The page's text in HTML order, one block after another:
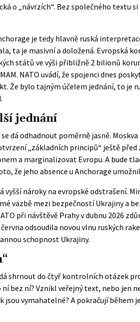
o „návrzích“. Bez společného textu
je tedy hlavně ruská
ta je masivní a doložená. Evropská
států ve výši přibližně 2 bilionů
NATO uvádí, že spojenci dnes
Že bylo tajným účelem jednání, to je
jednání
dá odhadnout poměrně jasně.
„základních principů“ ještě před
a marginalizovat Evropu. A bude
že jeho absence u Anchorage
vyšší nároky na evropské odstrašení.
vazbě mezi bezpečností Ukrajiny a
při návštěvě Prahy v dubnu 2026
června odsoudila novou vlnu ruských
schopnost Ukrajiny.
shrnout do čtyř kontrolních otázek
bez ní? Vznikl veřejný text, nebo jen
jsou vymahatelné? A pokračují během